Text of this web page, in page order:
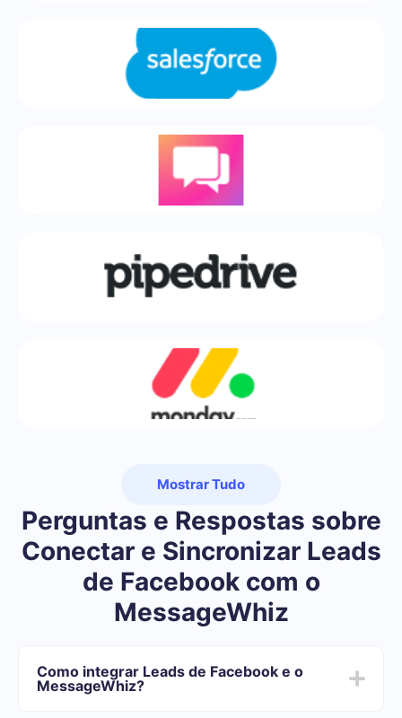
Mostrar Tudo
Perguntas e Respostas sobre
Conectar e Sincronizar Leads
de Facebook com o
MessageWhiz
Como integrar Leads de Facebook e o
MessageWhiz?